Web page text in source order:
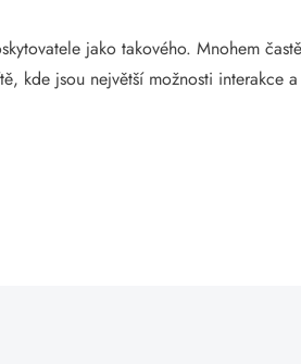
jako takového. Mnohem
kde jsou největší možnosti interakce